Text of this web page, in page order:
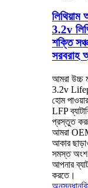
3.2v
শক্তি
সরবরাহ
আমরা উচ্চ
3.2v
হোম
LFP
প্রস্তুত
আমরা
আকার
সমস্ত অংশ
আপনার
করতে।
অনুসন্ধান